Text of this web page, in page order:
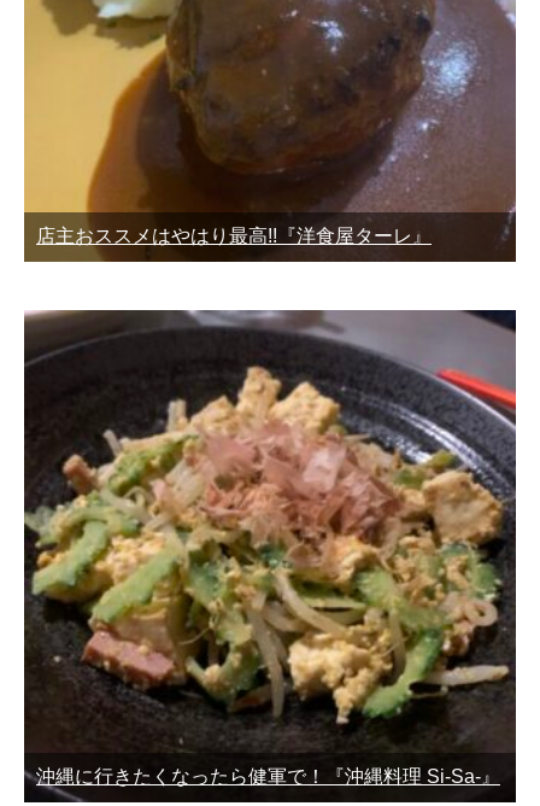
店主おススメはやはり最高!!『洋食屋ターレ』
沖縄に行きたくなったら健軍で！『沖縄料理 Si-Sa-』